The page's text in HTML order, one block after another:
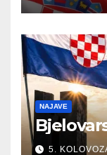
NAJAVE
5.